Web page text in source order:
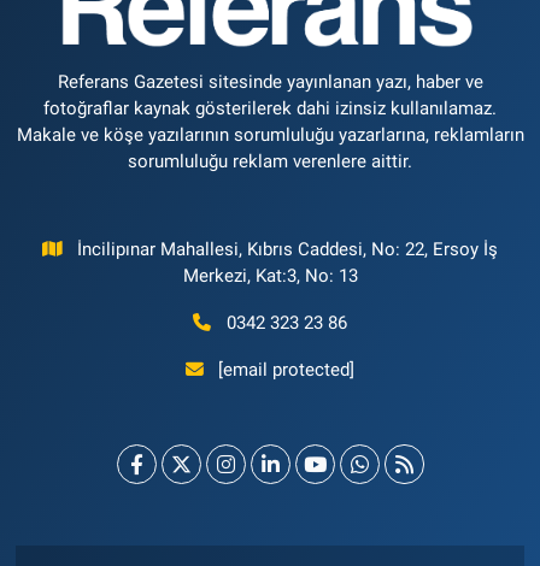
Referans Gazetesi sitesinde yayınlanan yazı, haber ve
fotoğraflar kaynak gösterilerek dahi izinsiz kullanılamaz.
Makale ve köşe yazılarının sorumluluğu yazarlarına, reklamların
sorumluluğu reklam verenlere aittir.
İncilipınar Mahallesi, Kıbrıs Caddesi, No: 22, Ersoy İş
Merkezi, Kat:3, No: 13
0342 323 23 86
[email protected]